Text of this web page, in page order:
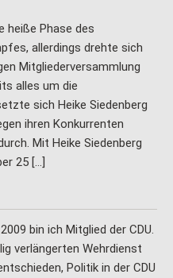
heiße Phase des
allerdings drehte sich
Mitgliederversammlung
alles um die
sich Heike Siedenberg
ihren Konkurrenten
Mit Heike Siedenberg
25 […]
bin ich Mitglied der CDU.
verlängerten Wehrdienst
Politik in der CDU